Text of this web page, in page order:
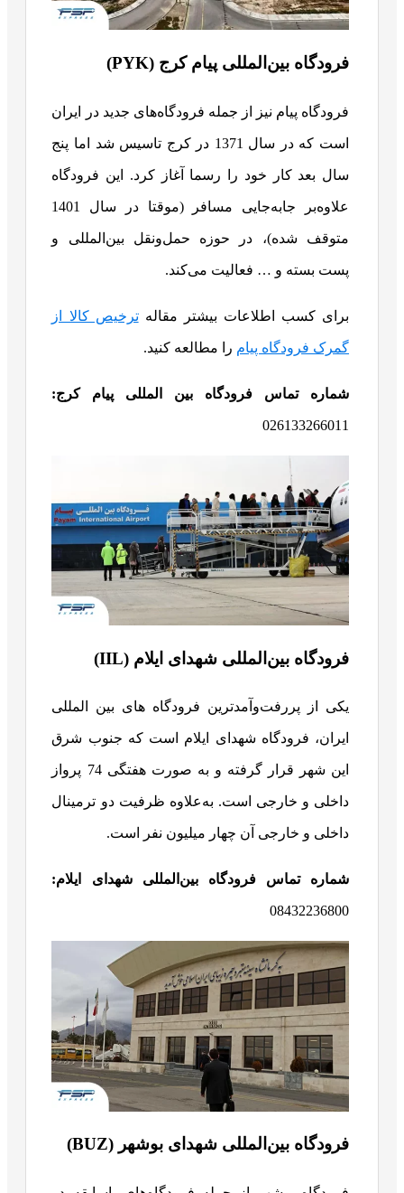
فرودگاه بین‌المللی پیام کرج (PYK)
فرودگاه پیام نیز از جمله فرودگاه‌های جدید در ایران
است که در سال 1371 در کرج تاسیس شد اما پنج
سال بعد کار خود را رسما آغاز کرد. این فرودگاه
علاوه‌بر جابه‌جایی مسافر (موقتا در سال 1401
متوقف شده)، در حوزه حمل‌ونقل بین‌المللی و
پست بسته و … فعالیت می‌کند.
برای کسب اطلاعات بیشتر مقالهترخیص کالا از
گمرک فرودگاه پیام را مطالعه کنید.
شماره تماس فرودگاه بین المللی پیام کرج:
026133266011
فرودگاه بین‌المللی شهدای ایلام (IIL)
یکی از پررفت‌وآمدترین فرودگاه های بین المللی
ایران، فرودگاه شهدای ایلام است که جنوب شرق
این شهر قرار گرفته و به صورت هفتگی 74 پرواز
داخلی و خارجی است. به‌علاوه ظرفیت دو ترمینال
داخلی و خارجی آن چهار میلیون نفر است.
شماره تماس فرودگاه بین‌المللی شهدای ایلام:
08432236800
فرودگاه بین‌المللی شهدای بوشهر (BUZ)